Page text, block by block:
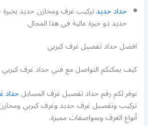
حداد حديدتركيب غرف ومخازن حديد
حديد ذو خبرة عالية في هذا المجال.
افضل حداد تفصيل غرف كيربي
كيف يمكنكم التواصل مع فني حداد غرف كيربي
نوفر لكم رقم حداد تفصيل غرف المسايلحداد
تركيب وتفصيل غرف حديد وغرف كيربي ومخازن
أنواع الغرف وبمواصفات مميزة.